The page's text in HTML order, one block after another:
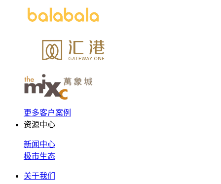
更多客户案例
资源中心
新闻中心
极市生态
关于我们